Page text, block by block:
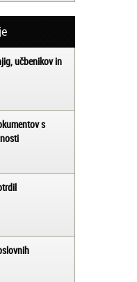
učbenikov in
s